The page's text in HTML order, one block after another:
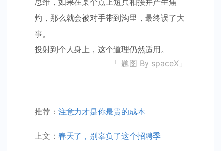
思维，如果在某个点上短兵相接并产生焦
灼，那么就会被对手带到沟里，最终误了大
事。
投射到个人身上，这个道理仍然适用。
「 题图 By spaceX」
推荐： 注意力才是你最贵的成本
上文： 春天了，别辜负了这个招聘季